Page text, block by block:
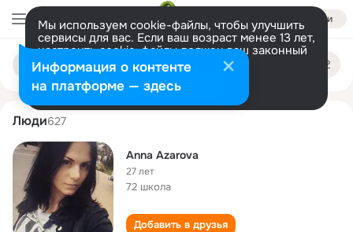
Войти
Мы используем cookie-файлы, чтобы улучшить
сервисы для вас. Если ваш возраст менее 13 лет,
настроить cookie-файлы должен ваш законный
представитель. Больше информации
Разрешить все Настроить
Поиск
людям
anna azarova
Люди627
Anna Azarova
27 лет
72 школа
Добавить в друзья
Информация о контенте
на платформе — здесь